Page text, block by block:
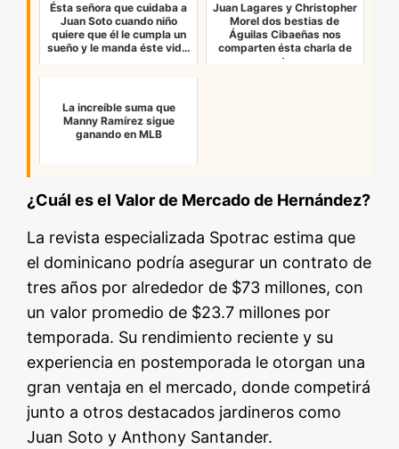
Ésta señora que cuidaba a
Juan Soto cuando niño
quiere que él le cumpla un
sueño y le manda éste vid…
Juan Lagares y Christopher
Morel dos bestias de
Águilas Cibaeñas nos
comparten ésta charla de
vestua…
La increíble suma que
Manny Ramírez sigue
ganando en MLB
¿Cuál es el Valor de Mercado de Hernández?
La revista especializada Spotrac estima que
el dominicano podría asegurar un contrato de
tres años por alrededor de $73 millones, con
un valor promedio de $23.7 millones por
temporada. Su rendimiento reciente y su
experiencia en postemporada le otorgan una
gran ventaja en el mercado, donde competirá
junto a otros destacados jardineros como
Juan Soto y Anthony Santander.